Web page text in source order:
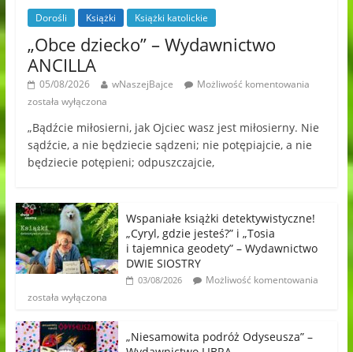
Dorośli Książki Książki katolickie
„Obce dziecko” – Wydawnictwo
ANCILLA
05/08/2026 wNaszejBajce
Możliwość komentowania
została wyłączona
„Bądźcie miłosierni, jak Ojciec wasz jest miłosierny. Nie
sądźcie, a nie będziecie sądzeni; nie potępiajcie, a nie
będziecie potępieni; odpuszczajcie,
Wspaniałe książki detektywistyczne!
„Cyryl, gdzie jesteś?” i „Tosia
i tajemnica geodety” – Wydawnictwo
DWIE SIOSTRY
03/08/2026
Możliwość komentowania
została wyłączona
„Niesamowita podróż Odyseusza” –